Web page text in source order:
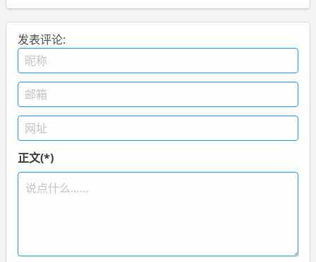
发表评论:
正文(*)